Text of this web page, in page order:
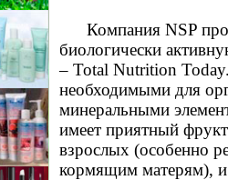
Компания NSP
биологически
– Total Nutrition
необходимыми для
минеральными
имеет приятный
взрослых (особенно
кормящим матерям), и